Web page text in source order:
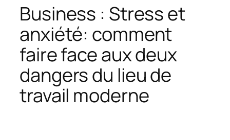
Business : Stress et
anxiété: comment
faire face aux deux
dangers du lieu de
travail moderne